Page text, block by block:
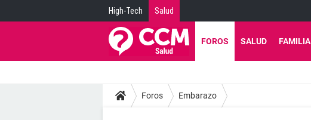
High-Tech Salud
FOROS SALUD FAMILIA
Foros Embarazo